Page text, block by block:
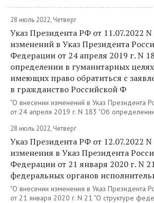
28 июль 2022, Четверг
Указ Президента РФ от 11.07.2022
изменений в Указ Президента
Федерации от 24 апреля 2019 г. N
определении в гуманитарных
имеющих право обратиться с
в гражданство Российской Ф
"О внесении изменений в Указ Президента
от 24 апреля 2019 г. N 183 "Об
28 июль 2022, Четверг
Указ Президента РФ от 12.07.2022
изменения в Указ Президента
Федерации от 21 января 2020 г. N
федеральных органов
"О внесении изменения в Указ Президента
от 21 января 2020 г. N 21 "О структуре